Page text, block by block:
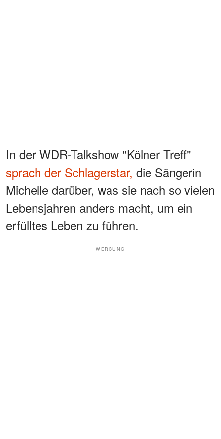
In der WDR-Talkshow "Kölner Treff"
sprach der Schlagerstar, die Sängerin
Michelle darüber, was sie nach so vielen
Lebensjahren anders macht, um ein
erfülltes Leben zu führen.
WERBUNG